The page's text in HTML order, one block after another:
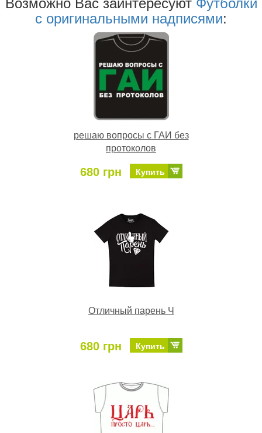
Возможно Ваc заинтересуют Футболки
с оригинальными надписями:
решаю вопросы с ГАИ без
протоколов
680 грн Купить
Отличный парень Ч
680 грн Купить